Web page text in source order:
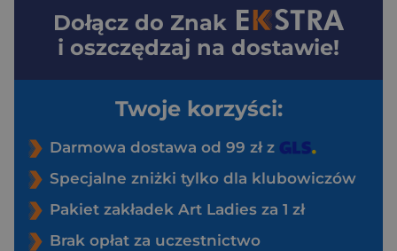
Dołącz do Znak
i oszczędzaj na dostawie!
Twoje korzyści:
Darmowa dostawa od 99 zł z
Specjalne zniżki tylko dla klubowiczów
Pakiet zakładek Art Ladies za 1 zł
Brak opłat za uczestnictwo